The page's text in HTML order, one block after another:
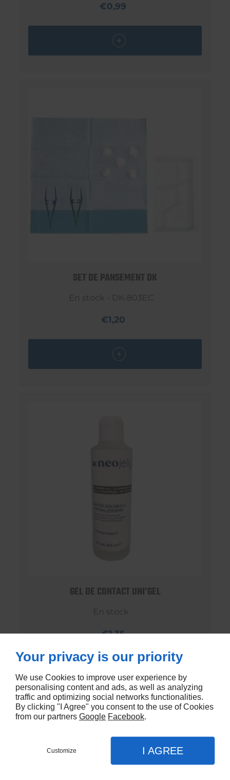
€0,99
SET DE PANSEMENT DK
En stock - DK-803EC
€1,20
GEL DE CONTACT UNI’GEL
En stock
€1,35
Your privacy is our priority
We use Cookies to improve user experience by
personalising content and ads, as well as analyzing
traffic and optimizing social networks functionalities.
By clicking "I Agree" you consent to the use of Cookies
from our partners Google Facebook.
Customize I AGREE